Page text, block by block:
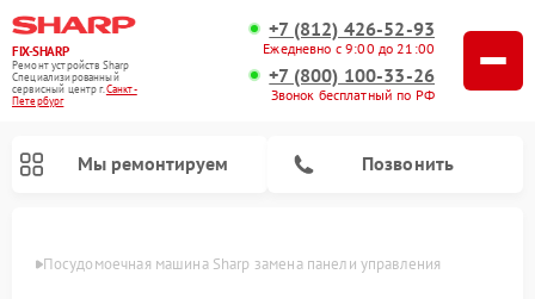
FIX-SHARP
Ремонт устройств Sharp
Специализированный
cервисный центр г.Санкт-
Петербург
+7 (812) 426-52-93
Ежедневно с 9:00 до 21:00
+7 (800) 100-33-26
Звонок бесплатный по РФ
Мы ремонтируем Позвонить
Посудомоечная машина Sharp замена панели управления